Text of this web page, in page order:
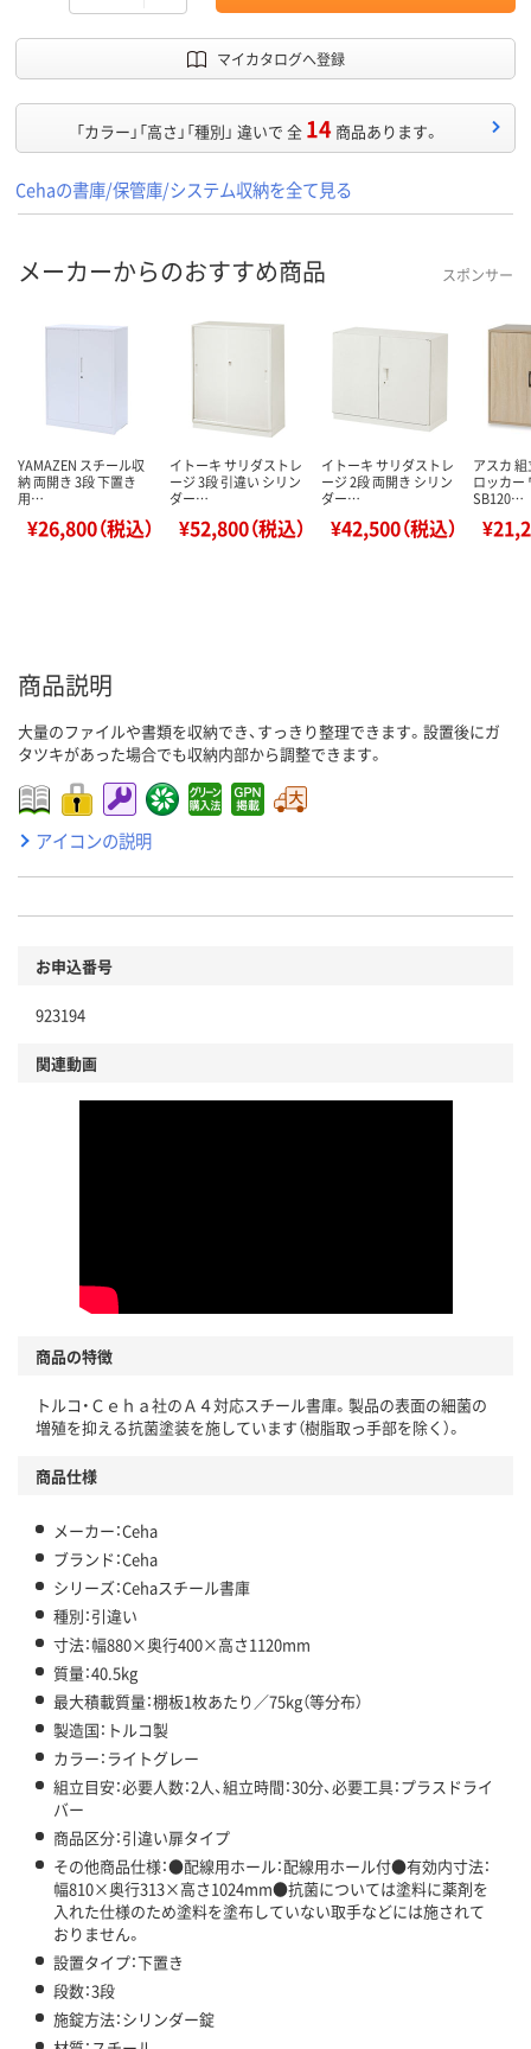
マイカタログへ登録
「カラー」「高さ」「種別」 違いで 全 14 商品あります。
Cehaの書庫/保管庫/システム収納を全て見る
メーカーからのおすすめ商品 スポンサー
YAMAZEN スチール収
納 両開き 3段 下置き
用…
¥26,800（税込）
イトーキ サリダストレ
ージ 3段 引違い シリン
ダー…
¥52,800（税込）
イトーキ サリダストレ
ージ 2段 両開き シリン
ダー…
¥42,500（税込）
アスカ
ロッカー
SB120…
商品説明
大量のファイルや書類を収納でき、すっきり整理できます。設置後にガ
タツキがあった場合でも収納内部から調整できます。
アイコンの説明
お申込番号
923194
関連動画
商品の特徴
トルコ・Ｃｅｈａ社のＡ４対応スチール書庫。製品の表面の細菌の
増殖を抑える抗菌塗装を施しています（樹脂取っ手部を除く）。
商品仕様
メーカー：Ceha
ブランド：Ceha
シリーズ：Cehaスチール書庫
種別：引違い
寸法：幅880×奥行400×高さ1120mm
質量：40.5kg
最大積載質量：棚板1枚あたり／75kg（等分布）
製造国：トルコ製
カラー：ライトグレー
組立目安：必要人数：2人、組立時間：30分、必要工具：プラスドライ
バー
商品区分：引違い扉タイプ
その他商品仕様：●配線用ホール：配線用ホール付●有効内寸法：
幅810×奥行313×高さ1024mm●抗菌については塗料に薬剤を
入れた仕様のため塗料を塗布していない取手などには施されて
おりません。
設置タイプ：下置き
段数：3段
施錠方法：シリンダー錠